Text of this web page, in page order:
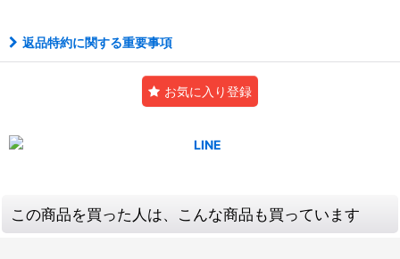
返品特約に関する重要事項
お気に入り登録
この商品を買った人は、こんな商品も買っています